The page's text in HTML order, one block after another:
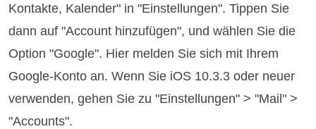
Kontakte, Kalender" in "Einstellungen". Tippen Sie
dann auf "Account hinzufügen", und wählen Sie die
Option "Google". Hier melden Sie sich mit Ihrem
Google-Konto an. Wenn Sie iOS 10.3.3 oder neuer
verwenden, gehen Sie zu "Einstellungen" > "Mail" >
"Accounts".